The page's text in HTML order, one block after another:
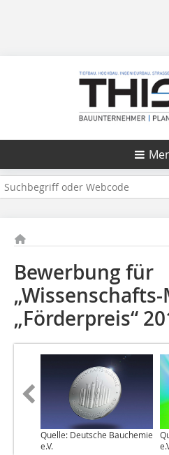
Bewerbung für
„Förderpreis“
Quelle: Deutsche Bauchemie
e.V.